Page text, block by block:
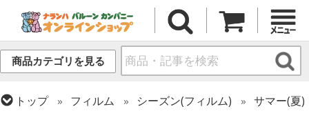
商品カテゴリを見る
トップ フィルム シーズン(フィルム)
サマー(夏)